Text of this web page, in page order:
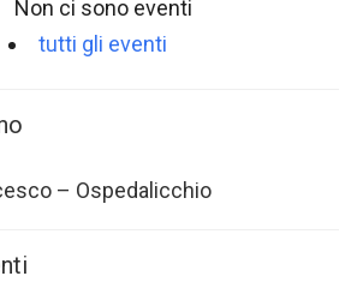
Non ci sono eventi
tutti gli eventi
– Ospedalicchio